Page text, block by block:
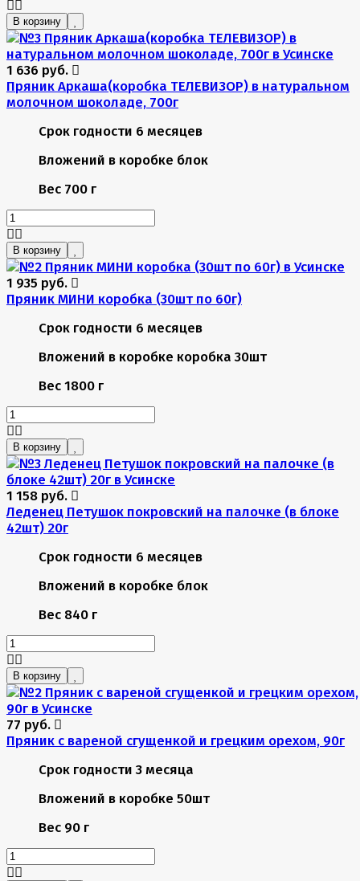
В корзину
1 636 руб.
Пряник Аркаша(коробка ТЕЛЕВИЗОР) в натуральном
молочном шоколаде, 700г
Срок годности 6 месяцев
Вложений в коробке блок
Вес 700 г
В корзину
1 935 руб.
Пряник МИНИ коробка (30шт по 60г)
Срок годности 6 месяцев
Вложений в коробке коробка 30шт
Вес 1800 г
В корзину
1 158 руб.
Леденец Петушок покровский на палочке (в блоке
42шт) 20г
Срок годности 6 месяцев
Вложений в коробке блок
Вес 840 г
В корзину
77 руб.
Пряник с вареной сгущенкой и грецким орехом, 90г
Срок годности 3 месяца
Вложений в коробке 50шт
Вес 90 г